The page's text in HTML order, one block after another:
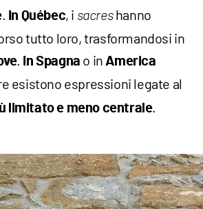
. In Québec, i sacreshanno
tutto loro, trasformandosi in
. In Spagna o in America
esistono espressioni legate al
limitato e meno centrale.